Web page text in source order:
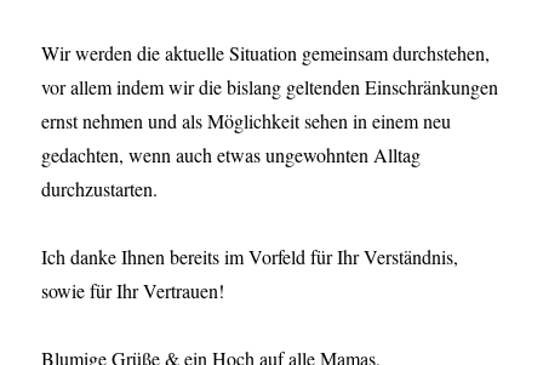
Wir werden die aktuelle Situation gemeinsam durchstehen,
vor allem indem wir die bislang geltenden Einschränkungen
ernst nehmen und als Möglichkeit sehen in einem neu
gedachten, wenn auch etwas ungewohnten Alltag
durchzustarten.
Ich danke Ihnen bereits im Vorfeld für Ihr Verständnis,
sowie für Ihr Vertrauen!
Blumige Grüße & ein Hoch auf alle Mamas,